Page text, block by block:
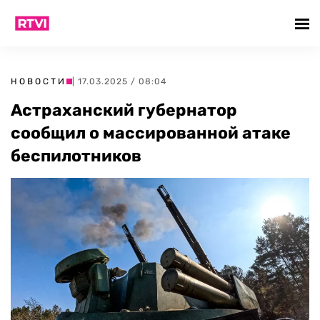
НОВОСТИ | 17.03.2025 / 08:04
Астраханский губернатор
сообщил о массированной атаке
беспилотников